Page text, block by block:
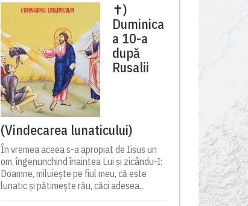
✝)
Duminica
a 10-a
după
Rusalii
(Vindecarea lunaticului)
În vremea aceea s-a apropiat de Iisus un
om, îngenunchind înaintea Lui și zicându-I:
Doamne, miluiește pe fiul meu, că este
lunatic și pătimește rău, căci adesea...